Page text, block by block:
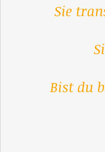
Sie
Bist du